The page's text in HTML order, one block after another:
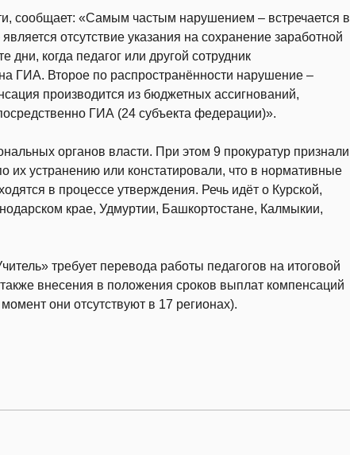
сообщает: «Самым частым нарушением – встречается в
отсутствие указания на сохранение заработной
когда педагог или другой сотрудник
ГИА. Второе по распространённости нарушение –
производится из бюджетных ассигнований,
ГИА (24 субъекта федерации)».
органов власти. При этом 9 прокуратур признали
их устранению или констатировали, что в нормативные
в процессе утверждения. Речь идёт о Курской,
крае, Удмуртии, Башкортостане, Калмыкии,
требует перевода работы педагогов на итоговой
внесения в положения сроков выплат компенсаций
они отсутствуют в 17 регионах).